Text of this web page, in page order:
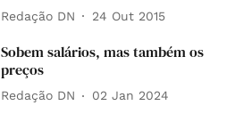
Redação DN 24 Out 2015
Sobem salários, mas também os
preços
Redação DN 02 Jan 2024